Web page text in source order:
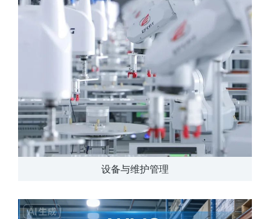
设备与维护管理